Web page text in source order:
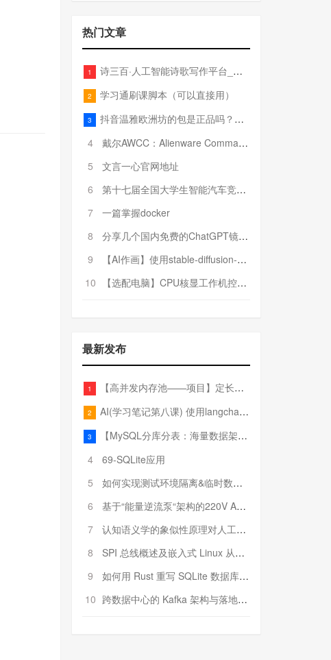
热门文章
1 诗三百·人工智能诗歌写作平台_在线作诗机_藏头诗生成器_电脑对联_姓名作诗
2 学习通刷课脚本（可以直接用）
3
抖音温雅欧洲坊的包是正品吗？温雅卖的包为啥那么便宜？
4
戴尔AWCC：Alienware Command Center 故障排除方法，里面附有超全详解呦，快来快来，欢迎观看~
5
文言一心官网地址
6
第十七届全国大学生智能汽车竞赛全国总决赛参赛队伍奖项公告
7
一篇掌握docker
8
分享几个国内免费的ChatGPT镜像网址(亲测有效-4月25日更新)
9
【AI作画】使用stable-diffusion-webui搭建AI作画平台
10
【选配电脑】CPU核显工作机控制预算5000
最新发布
1 【高并发内存池——项目】定长内存池——开胃小菜
2 AI(学习笔记第八课) 使用langchain的embedding models
3
【MySQL分库分表：海量数据架构的终极解决方案】
4
69-SQLite应用
5
如何实现测试环境隔离&临时数据库（pytest+SQLite）
6
基于“能量逆流泵“架构的220V AC至20V DC 300W高效电源设计
7
认知语义学的象似性原理对人工智能自然语言处理深层语义分析的影响与启示
8
SPI 总线概述及嵌入式 Linux 从属 SPI 设备驱动程序开发（第二部分，实践）
9
如何用 Rust 重写 SQLite 数据库（二）:是否有市场空间？
10 跨数据中心的 Kafka 架构与落地实战